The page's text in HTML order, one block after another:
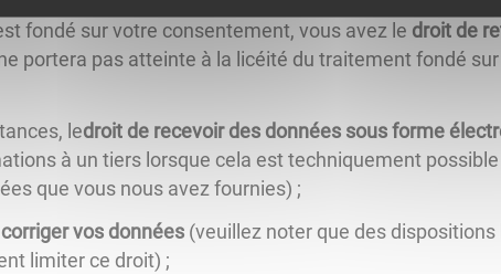
fondé sur votre consentement, vous avez le droit de
portera pas atteinte à la licéité du traitement fondé
ledroit de recevoir des données sous forme
à un tiers lorsque cela est techniquement
que vous nous avez fournies) ;
vos données(veuillez noter que des
limiter ce droit) ;